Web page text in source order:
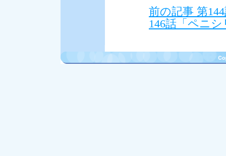
前の記事 第
146話「ペニ